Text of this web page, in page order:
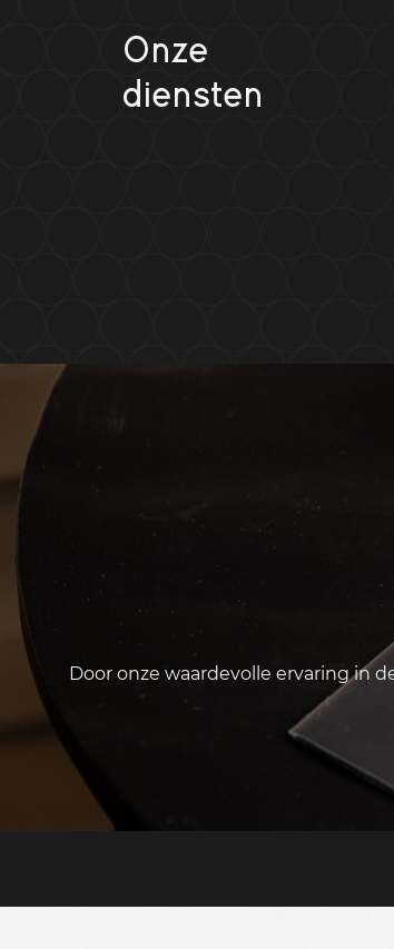
Onze
diensten
Door onze waardevolle ervaring in